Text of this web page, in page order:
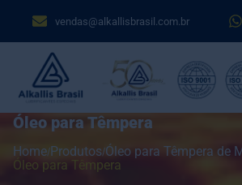
vendas@alkallisbrasil.com.br
Óleo para Têmpera
Home Produtos Óleo para Têmpera de
Óleo para Têmpera